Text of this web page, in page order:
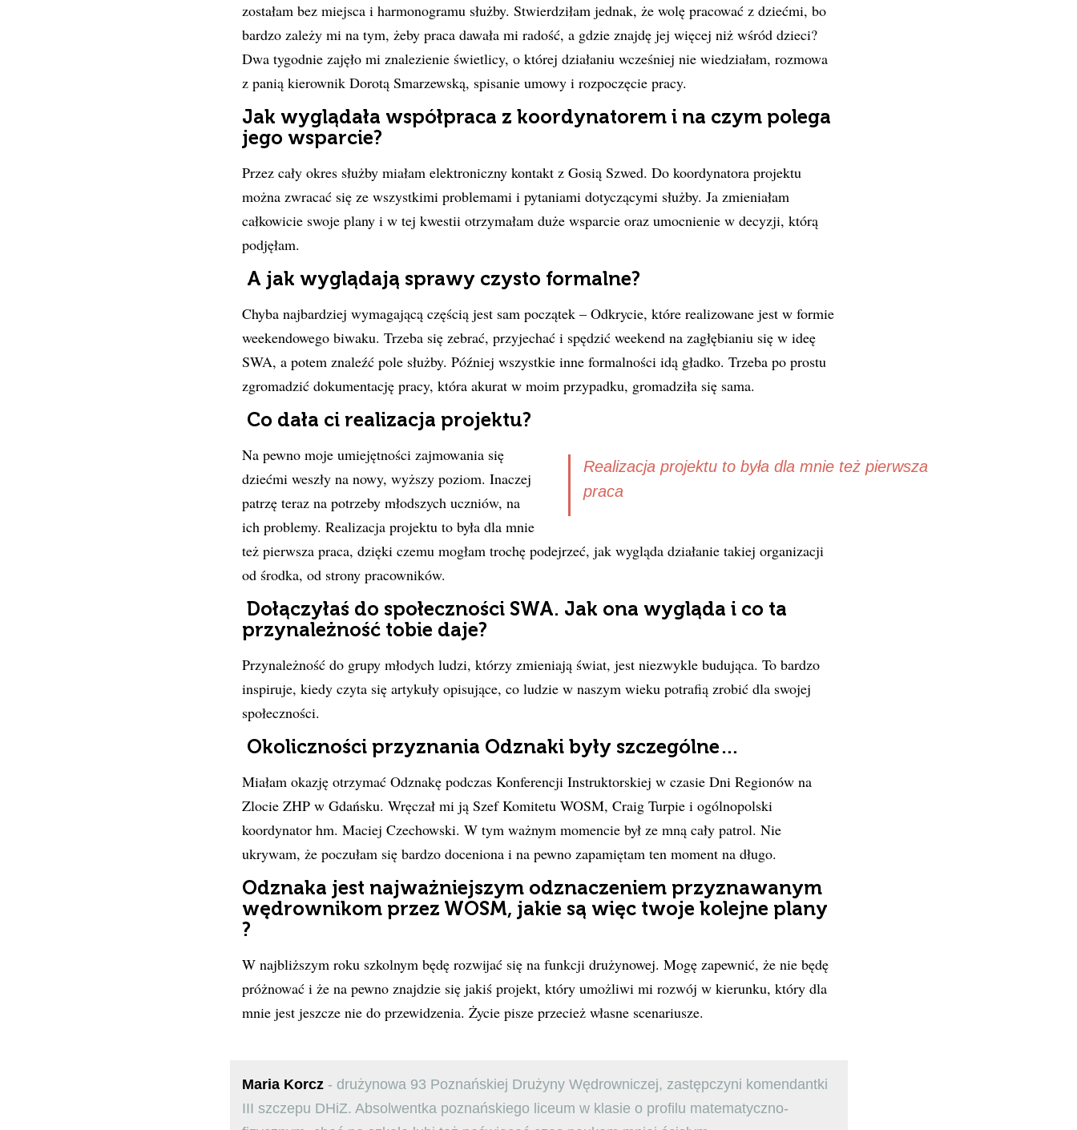
zostałam bez miejsca i harmonogramu służby. Stwierdziłam jednak, że wolę pracować z dziećmi, bo
bardzo zależy mi na tym, żeby praca dawała mi radość, a gdzie znajdę jej więcej niż wśród dzieci?
Dwa tygodnie zajęło mi znalezienie świetlicy, o której działaniu wcześniej nie wiedziałam, rozmowa
z panią kierownik Dorotą Smarzewską, spisanie umowy i rozpoczęcie pracy.
Jak wyglądała współpraca z koordynatorem i na czym polega
jego wsparcie?
Przez cały okres służby miałam elektroniczny kontakt z Gosią Szwed. Do koordynatora projektu
można zwracać się ze wszystkimi problemami i pytaniami dotyczącymi służby. Ja zmieniałam
całkowicie swoje plany i w tej kwestii otrzymałam duże wsparcie oraz umocnienie w decyzji, którą
podjęłam.
A jak wyglądają sprawy czysto formalne?
Chyba najbardziej wymagającą częścią jest sam początek – Odkrycie, które realizowane jest w formie
weekendowego biwaku. Trzeba się zebrać, przyjechać i spędzić weekend na zagłębianiu się w ideę
SWA, a potem znaleźć pole służby. Później wszystkie inne formalności idą gładko. Trzeba po prostu
zgromadzić dokumentację pracy, która akurat w moim przypadku, gromadziła się sama.
Co dała ci realizacja projektu?
Realizacja projektu to była dla mnie też pierwsza
praca
Na pewno moje umiejętności zajmowania się
dziećmi weszły na nowy, wyższy poziom. Inaczej
patrzę teraz na potrzeby młodszych uczniów, na
ich problemy. Realizacja projektu to była dla mnie
też pierwsza praca, dzięki czemu mogłam trochę podejrzeć, jak wygląda działanie takiej organizacji
od środka, od strony pracowników.
Dołączyłaś do społeczności SWA. Jak ona wygląda i co ta
przynależność tobie daje?
Przynależność do grupy młodych ludzi, którzy zmieniają świat, jest niezwykle budująca. To bardzo
inspiruje, kiedy czyta się artykuły opisujące, co ludzie w naszym wieku potrafią zrobić dla swojej
społeczności.
Okoliczności przyznania Odznaki były szczególne…
Miałam okazję otrzymać Odznakę podczas Konferencji Instruktorskiej w czasie Dni Regionów na
Zlocie ZHP w Gdańsku. Wręczał mi ją Szef Komitetu WOSM, Craig Turpie i ogólnopolski
koordynator hm. Maciej Czechowski. W tym ważnym momencie był ze mną cały patrol. Nie
ukrywam, że poczułam się bardzo doceniona i na pewno zapamiętam ten moment na długo.
Odznaka jest najważniejszym odznaczeniem przyznawanym
wędrownikom przez WOSM, jakie są więc twoje kolejne plany
?
W najbliższym roku szkolnym będę rozwijać się na funkcji drużynowej. Mogę zapewnić, że nie będę
próżnować i że na pewno znajdzie się jakiś projekt, który umożliwi mi rozwój w kierunku, który dla
mnie jest jeszcze nie do przewidzenia. Życie pisze przecież własne scenariusze.
Maria Korcz- drużynowa 93 Poznańskiej Drużyny Wędrowniczej, zastępczyni komendantki
III szczepu DHiZ. Absolwentka poznańskiego liceum w klasie o profilu matematyczno-